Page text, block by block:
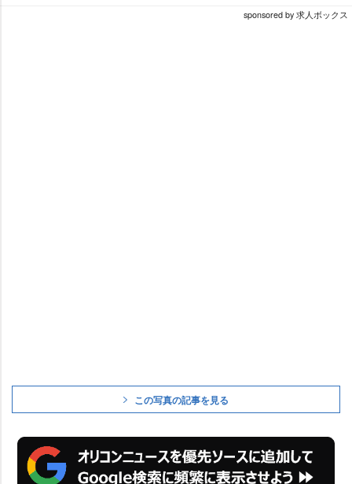
sponsored by 求人ボックス
この写真の記事を見る